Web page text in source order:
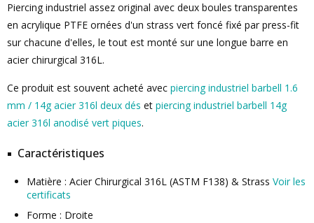
Piercing industriel assez original avec deux boules transparentes
en acrylique PTFE ornées d'un strass vert foncé fixé par press-fit
sur chacune d'elles, le tout est monté sur une longue barre en
acier chirurgical 316L.
Ce produit est souvent acheté avec piercing industriel barbell 1.6
mm / 14g acier 316l deux dés et piercing industriel barbell 14g
acier 316l anodisé vert piques.
Caractéristiques
Matière : Acier Chirurgical 316L (ASTM F138) & Strass Voir les
certificats
Forme : Droite